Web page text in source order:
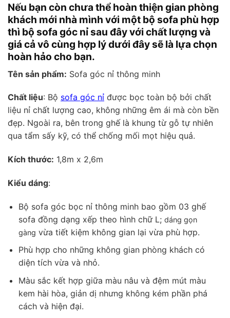
Nếu bạn còn chưa thể hoàn thiện gian phòng
khách mới nhà mình với một bộ sofa phù hợp
thì bộ sofa góc nỉ sau đây với chất lượng và
giá cả vô cùng hợp lý dưới đây sẽ là lựa chọn
hoàn hảo cho bạn.
Tên sản phẩm: Sofa góc nỉ thông minh
Chất liệu: Bộ sofa góc nỉ được bọc toàn bộ bởi chất
liệu nỉ chất lượng cao, không những êm ái mà còn bền
đẹp. Ngoài ra, bên trong ghế là khung từ gỗ tự nhiên
qua tẩm sấy kỹ, có thể chống mối mọt hiệu quả.
Kích thước: 1,8m x 2,6m
Kiểu dáng:
Bộ sofa góc bọc nỉ thông minh bao gồm 03 ghế
sofa đồng dạng xếp theo hình chữ L; dáng gọn
gàng vừa tiết kiệm không gian lại vừa phù hợp.
Phù hợp cho những không gian phòng khách có
diện tích vừa và nhỏ.
Màu sắc kết hợp giữa màu nâu và đệm mút màu
kem hài hòa, giản dị nhưng không kém phần phá
cách và hiện đại.